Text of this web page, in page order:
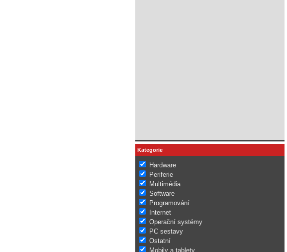
Kategorie
Hardware
Periferie
Multimédia
Software
Programování
Internet
Operační systémy
PC sestavy
Ostatní
Mobily a tablety